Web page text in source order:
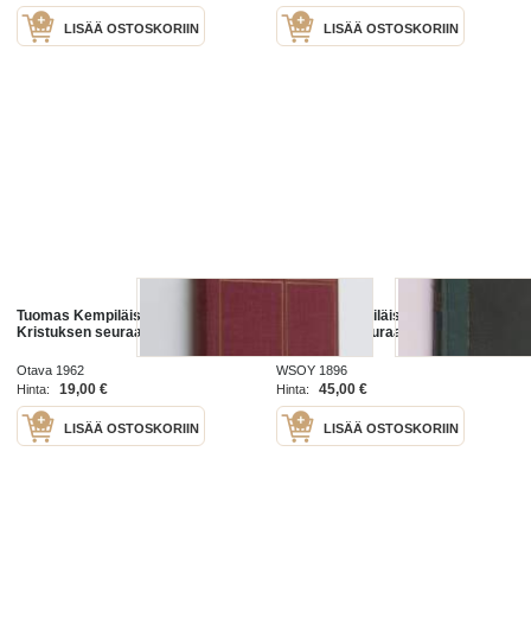
LISÄÄ OSTOSKORIIN LISÄÄ OSTOSKORIIN
Tuomas Kempiläisen Neljä kirjaa
Kristuksen seuraamisesta
Otava 1962
Hinta:
19,00 €
LISÄÄ OSTOSKORIIN
Tuomas Kempiläisen neljä kirjaa
Kristuksen seuraamisesta
WSOY 1896
Hinta:
45,00 €
LISÄÄ OSTOSKORIIN